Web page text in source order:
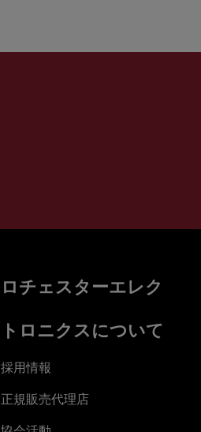
ロチェスターエレク
トロニクスについて
採用情報
正規販売代理店